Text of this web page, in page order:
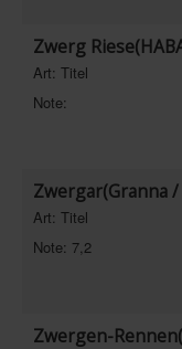
Zwerg
Art: Titel
Note:
Zwergar(Granna /
Art: Titel
Note: 7,2
Zwergen-